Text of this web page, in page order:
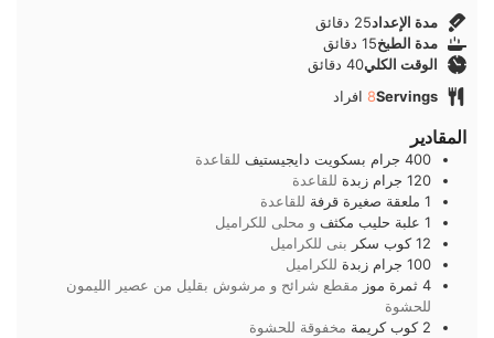
مدة الإعداد25 دقائق
دقائق
مدة الطبخ15دقائق
دقائق
الوقت الكلي40دقائق
دقائق
Servings
8 افراد
المقادير
400 جرام بسكويت دايجيستيف للقاعدة
120 جرام زبدة للقاعدة
1 ملعقة صغيرة قرفة للقاعدة
1 علبة حليب مكثف و محلى للكراميل
12 كوب سكر بنى للكراميل
100 جرام زبدة للكراميل
4 ثمرة موز مقطع شرائح و مرشوش بقليل من عصير الليمون
للحشوة
2 كوب كريمة مخفوقة للحشوة